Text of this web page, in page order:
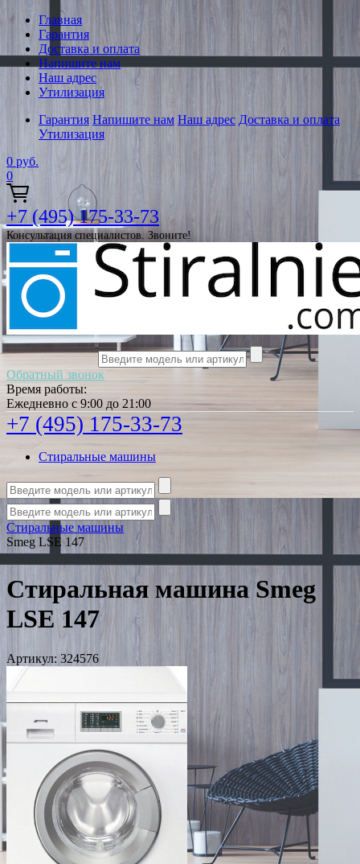
Главная
Гарантия
Доставка и оплата
Напишите нам
Наш адрес
Утилизация
Гарантия Напишите нам Наш адрес Доставка и оплата
Утилизация
0 руб.
0
+7 (495) 175-33-73
Консультация специалистов. Звоните!
Обратный звонок
Время работы:
Ежедневно с 9:00 до 21:00
+7 (495) 175-33-73
Стиральные машины
Стиральные машины
Smeg LSE 147
Стиральная машина Smeg
LSE 147
Артикул: 324576